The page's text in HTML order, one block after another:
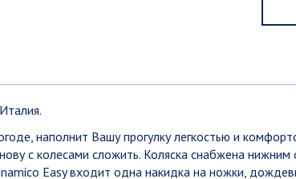
наполнит Вашу прогулку легкостью и
с колесами сложить. Коляска снабжена
Easy входит одна накидка на ножки,